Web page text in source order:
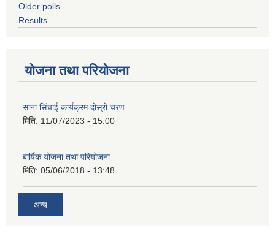
Older polls
Results
योजना तथा परियोजना
साना सिंचाई कार्यक्रम दोस्रो चरण
मिति: 11/07/2023 - 15:00
बार्षिक योजना तथा परियोजना
मिति: 05/06/2018 - 13:48
अन्य